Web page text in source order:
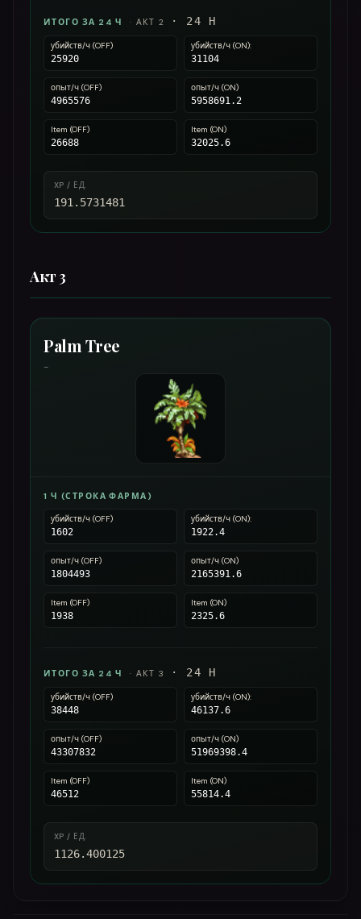
ИТОГО ЗА 24 Ч · АКТ 2 · 24 H
убийств/ч (OFF)
25920
убийств/ч (ON):
31104
опыт/ч (OFF)
4965576
опыт/ч (ON)
5958691.2
Item (OFF)
26688
Item (ON)
32025.6
XP / ЕД.
191.5731481
Акт 3
Palm Tree
-
1 Ч (СТРОКА ФАРМА)
убийств/ч (OFF)
1602
убийств/ч (ON):
1922.4
опыт/ч (OFF)
1804493
опыт/ч (ON)
2165391.6
Item (OFF)
1938
Item (ON)
2325.6
ИТОГО ЗА 24 Ч · АКТ 3 · 24 H
убийств/ч (OFF)
38448
убийств/ч (ON):
46137.6
опыт/ч (OFF)
43307832
опыт/ч (ON)
51969398.4
Item (OFF)
46512
Item (ON)
55814.4
XP / ЕД.
1126.400125